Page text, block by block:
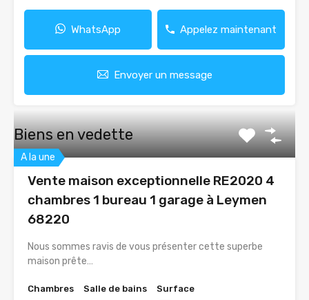
WhatsApp Appelez maintenant
Envoyer un message
Biens en vedette
A la une
Vente maison exceptionnelle RE2020 4
chambres 1 bureau 1 garage à Leymen
68220
Nous sommes ravis de vous présenter cette superbe
maison prête…
Chambres
Salle de bains
Surface